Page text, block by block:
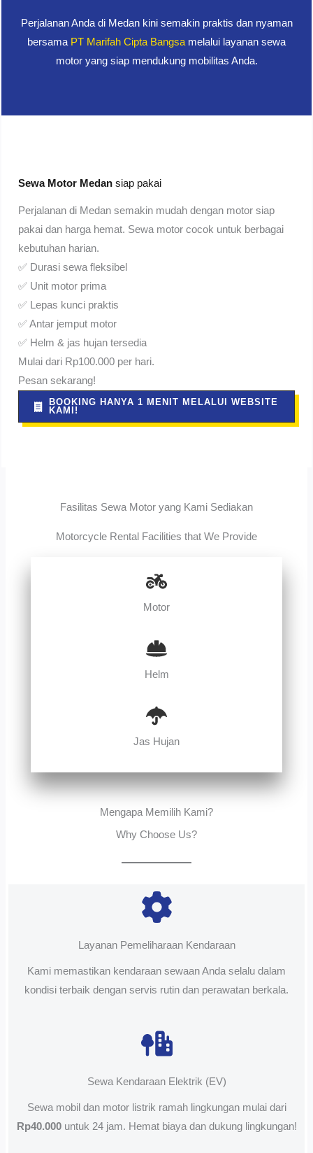
Perjalanan Anda di Medan kini semakin praktis dan nyaman
bersama PT Marifah Cipta Bangsa melalui layanan sewa
motor yang siap mendukung mobilitas Anda.
Sewa Motor Medansiap pakai
Perjalanan di Medan semakin mudah dengan motor siap
pakai dan harga hemat. Sewa motor cocok untuk berbagai
kebutuhan harian.
✅ Durasi sewa fleksibel
✅ Unit motor prima
✅ Lepas kunci praktis
✅ Antar jemput motor
✅ Helm & jas hujan tersedia
Mulai dari Rp100.000 per hari.
Pesan sekarang!
BOOKING HANYA 1 MENIT MELALUI WEBSITE
KAMI!
Fasilitas Sewa Motor yang Kami Sediakan
Motorcycle Rental Facilities that We Provide
Motor
Helm
Jas Hujan
Mengapa Memilih Kami?
Why Choose Us?
Layanan Pemeliharaan Kendaraan
Kami memastikan kendaraan sewaan Anda selalu dalam
kondisi terbaik dengan servis rutin dan perawatan berkala.
Sewa Kendaraan Elektrik (EV)
Sewa mobil dan motor listrik ramah lingkungan mulai dari
Rp40.000untuk 24 jam. Hemat biaya dan dukung lingkungan!